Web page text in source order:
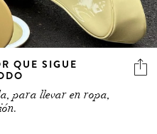
QUE SIGUE
para llevar en ropa,